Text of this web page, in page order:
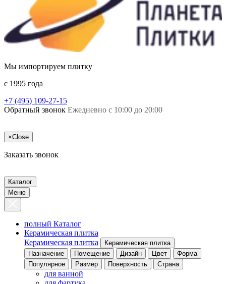
Мы импортируем плитку
c 1995 года
+7 (495) 109-27-15
Обратный звонок Ежедневно с 10:00 до 20:00
×Close
Заказать звонок
Каталог
Меню
полный Каталог
Керамическая плитка
Керамическая плитка
Керамическая плитка
Назначение
Помещение Дизайн Цвет
Форма
Популярное
Размер Поверхность Страна
для ванной